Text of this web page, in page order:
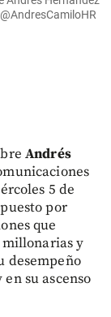
Andrés
5 de
por
que
millonarias y
desempeño
su ascenso